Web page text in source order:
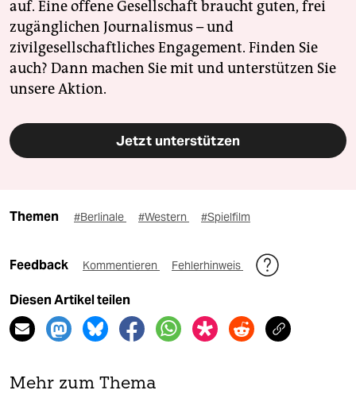
auf. Eine offene Gesellschaft braucht guten, frei
zugänglichen Journalismus – und
zivilgesellschaftliches Engagement. Finden Sie
auch? Dann machen Sie mit und unterstützen Sie
unsere Aktion.
Jetzt unterstützen
Themen #Berlinale #Western #Spielfilm
Feedback Kommentieren Fehlerhinweis
Diesen Artikel teilen
Mehr zum Thema